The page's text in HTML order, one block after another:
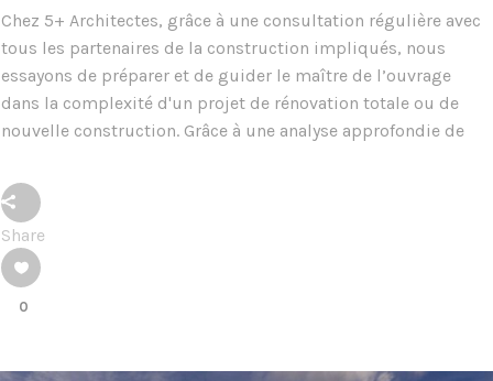
Chez 5+ Architectes, grâce à une consultation régulière avec
tous les partenaires de la construction impliqués, nous
essayons de préparer et de guider le maître de l’ouvrage
dans la complexité d'un projet de rénovation totale ou de
nouvelle construction. Grâce à une analyse approfondie de
Share
0